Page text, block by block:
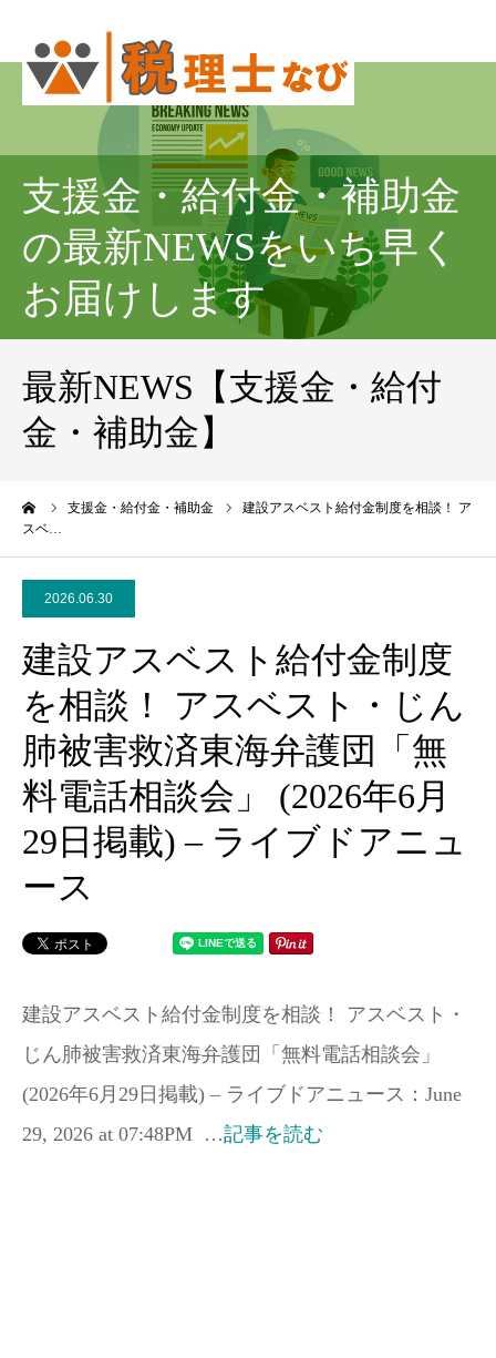
支援金・給付金・補助金
の最新NEWSをいち早く
お届けします
最新NEWS【支援金・給付
金・補助金】
支援金・給付金・補助金
建設アスベスト給付金制度を相談！ ア
スベ…
2026.06.30
建設アスベスト給付金制度
を相談！ アスベスト・じん
肺被害救済東海弁護団「無
料電話相談会」 (2026年6月
29日掲載) – ライブドアニュ
ース
建設アスベスト給付金制度を相談！ アスベスト・
じん肺被害救済東海弁護団「無料電話相談会」
(2026年6月29日掲載) – ライブドアニュース：June
29, 2026 at 07:48PM …記事を読む